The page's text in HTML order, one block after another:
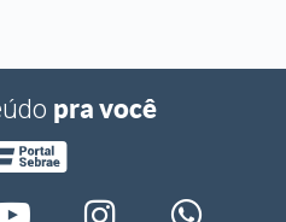
pra você